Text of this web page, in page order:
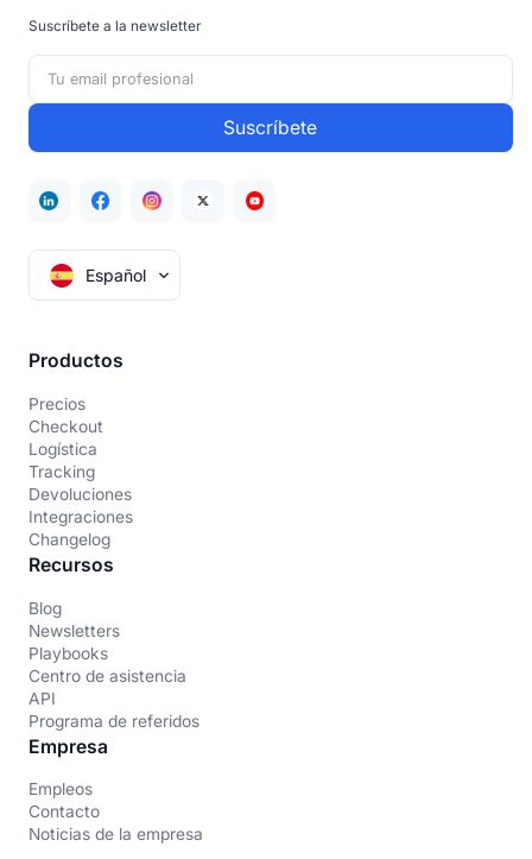
Suscríbete a la newsletter
Español
Productos
Precios
Checkout
Logística
Tracking
Devoluciones
Integraciones
Changelog
Recursos
Blog
Newsletters
Playbooks
Centro de asistencia
API
Programa de referidos
Empresa
Empleos
Contacto
Noticias de la empresa